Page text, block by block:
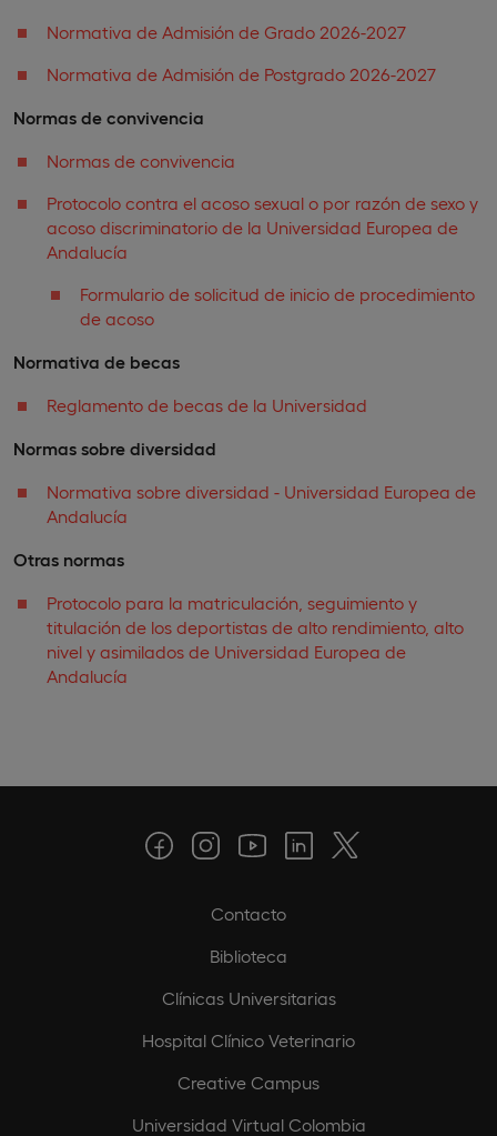
Normativa de Admisión de Grado 2026-2027
Normativa de Admisión de Postgrado 2026-2027
Normas de convivencia
Normas de convivencia
Protocolo contra el acoso sexual o por razón de sexo y
acoso discriminatorio de la Universidad Europea de
Andalucía
Formulario de solicitud de inicio de procedimiento
de acoso
Normativa de becas
Reglamento de becas de la Universidad
Normas sobre diversidad
Normativa sobre diversidad - Universidad Europea de
Andalucía
Otras normas
Protocolo para la matriculación, seguimiento y
titulación de los deportistas de alto rendimiento, alto
nivel y asimilados de Universidad Europea de
Andalucía
Contacto
Biblioteca
Clínicas Universitarias
Hospital Clínico Veterinario
Creative Campus
Universidad Virtual Colombia